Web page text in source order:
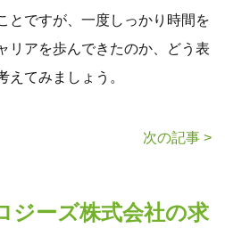
とですが、一度しっかり時間を
リアを歩んできたのか、どう表
えてみましょう。
次の記事 >
ジーズ株式会社の求